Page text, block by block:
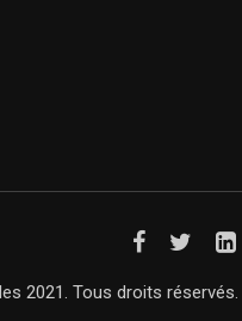
2021. Tous droits réservés.